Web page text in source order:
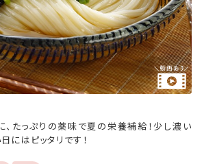
たっぷりの薬味で夏の栄養補給！少し濃い
にはピッタリです！